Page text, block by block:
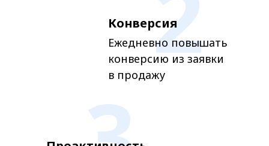
Конверсия
Ежедневно повышать
конверсию из заявки
в продажу